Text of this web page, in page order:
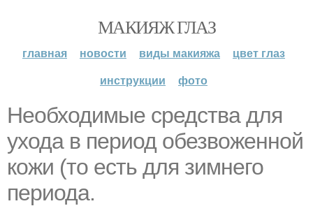
МАКИЯЖ ГЛАЗ
главная новости виды макияжа
цвет глаз
инструкции
фото
Необходимые средства для
ухода в период обезвоженной
кожи (то есть для зимнего
периода.